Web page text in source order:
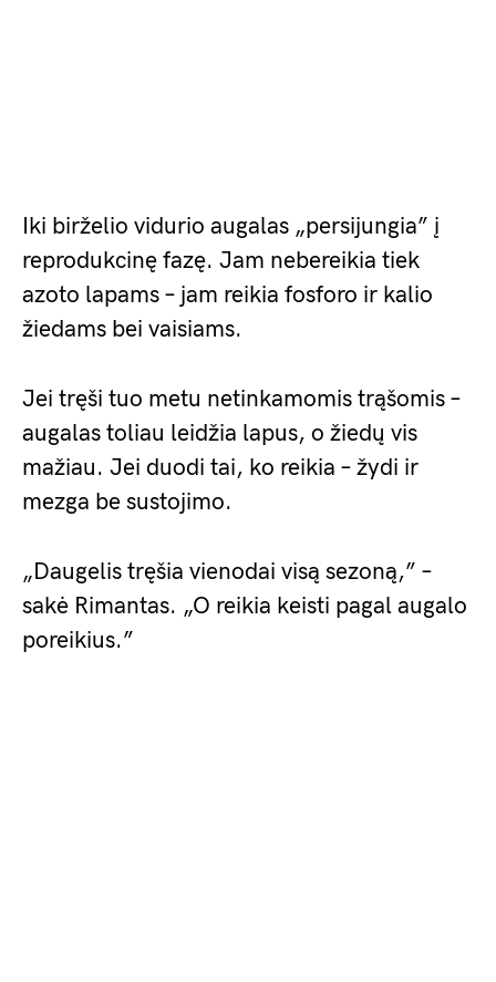
Iki birželio vidurio augalas „persijungia” į
reprodukcinę fazę. Jam nebereikia tiek
azoto lapams – jam reikia fosforo ir kalio
žiedams bei vaisiams.
Jei tręši tuo metu netinkamomis trąšomis –
augalas toliau leidžia lapus, o žiedų vis
mažiau. Jei duodi tai, ko reikia – žydi ir
mezga be sustojimo.
„Daugelis tręšia vienodai visą sezoną,” –
sakė Rimantas. „O reikia keisti pagal augalo
poreikius.”